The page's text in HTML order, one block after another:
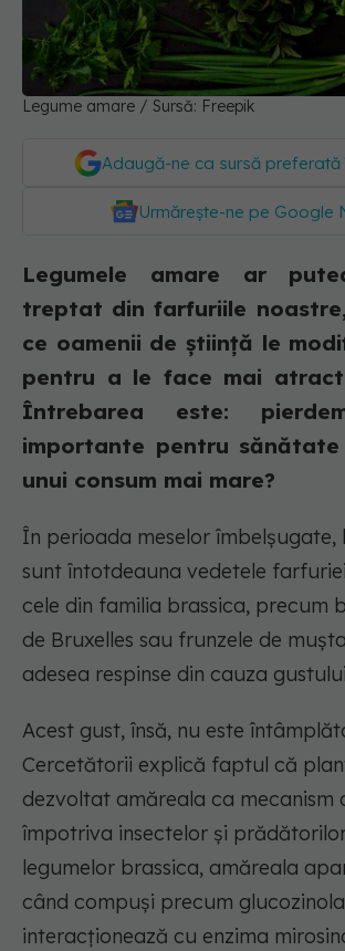
Legume amare / Sursă: Freepik
Adaugă-ne ca sursă preferată
Urmărește-ne pe Google
Legumele amare ar
treptat din farfuriile
ce oamenii de știință le
pentru a le face mai
Întrebarea este:
importante pentru sănătate
unui consum mai mare?
În perioada meselor îmbelșugate,
sunt întotdeauna vedetele
cele din familia brassica, precum
de Bruxelles sau frunzele de
adesea respinse din cauza
Acest gust, însă, nu este
Cercetătorii explică faptul că
dezvoltat amăreala ca mecanism
împotriva insectelor și
legumelor brassica, amăreala
când compuși precum
interacționează cu enzima